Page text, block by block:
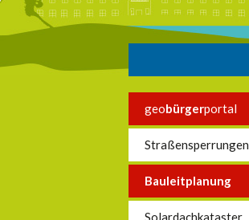
geobürgerportal
Straßensperrungen
Bauleitplanung
Solardachkataster